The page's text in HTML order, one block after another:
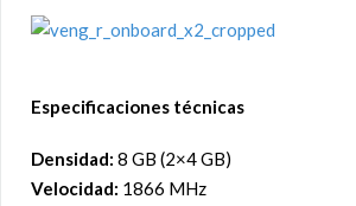
Especificaciones técnicas
Densidad: 8 GB (2×4 GB)
Velocidad: 1866 MHz